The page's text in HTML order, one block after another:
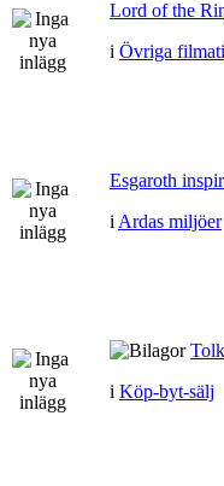
Lord of the
i Övriga
Esgaroth
i Ardas miljöer
i Köp-byt-sälj